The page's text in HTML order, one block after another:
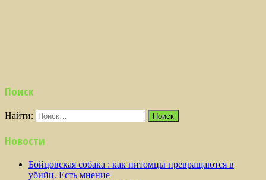
Поиск
Найти:
Новости
Бойцовская собака : как питомцы превращаются в
убийц. Есть мнение